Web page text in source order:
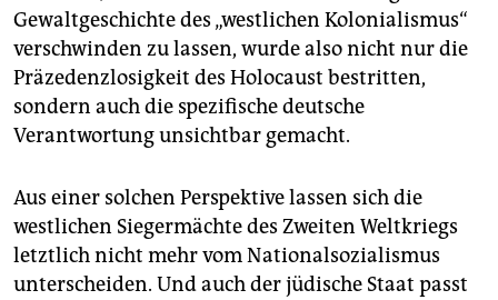
Gewaltgeschichte des „westlichen Kolonialismus“
verschwinden zu lassen, wurde also nicht nur die
Präzedenzlosigkeit des Holocaust bestritten,
sondern auch die spezifische deutsche
Verantwortung unsichtbar gemacht.
Aus einer solchen Perspektive lassen sich die
westlichen Siegermächte des Zweiten Weltkriegs
letztlich nicht mehr vom Nationalsozialismus
unterscheiden. Und auch der jüdische Staat passt